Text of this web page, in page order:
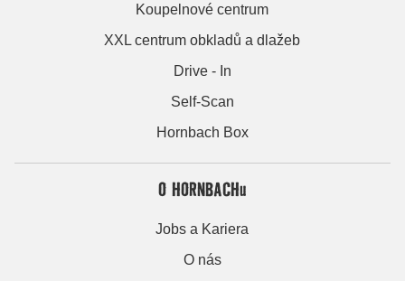
Koupelnové centrum
XXL centrum obkladů a dlažeb
Drive - In
Self-Scan
Hornbach Box
O HORNBACHu
Jobs a Kariera
O nás